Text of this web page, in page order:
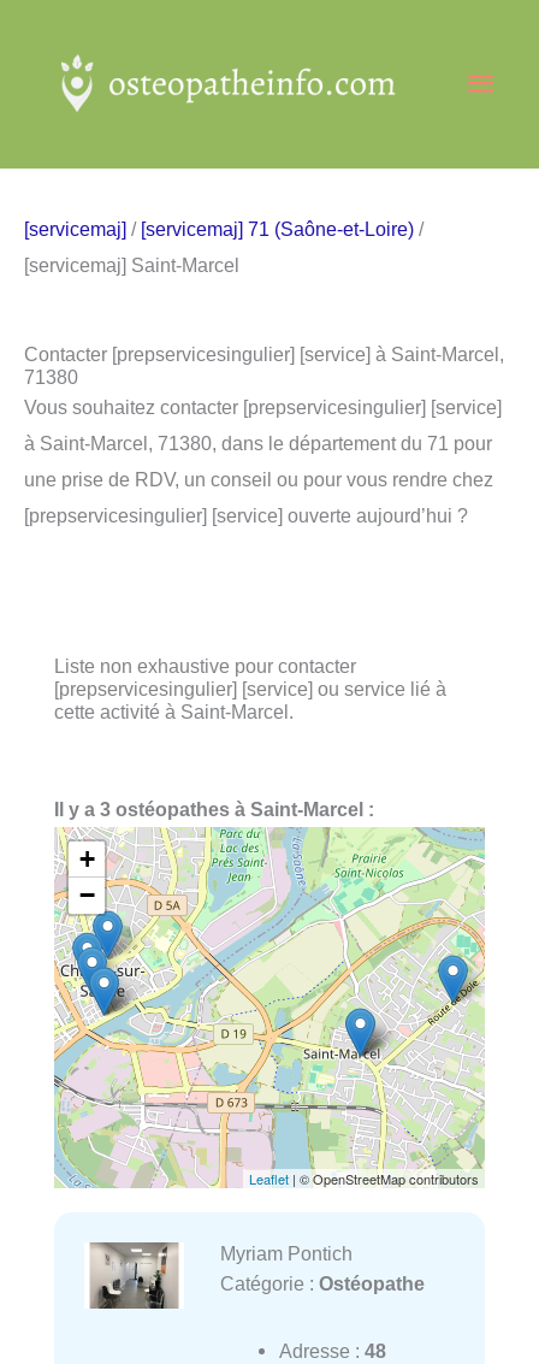
contenu
[servicemaj] / [servicemaj] 71 (Saône-et-Loire) /
[servicemaj] Saint-Marcel
Contacter [prepservicesingulier] [service] à Saint-Marcel,
71380
Vous souhaitez contacter [prepservicesingulier] [service]
à Saint-Marcel, 71380, dans le département du 71 pour
une prise de RDV, un conseil ou pour vous rendre chez
[prepservicesingulier] [service] ouverte aujourd’hui ?
Liste non exhaustive pour contacter
[prepservicesingulier] [service] ou service lié à
cette activité à Saint-Marcel.
Il y a 3 ostéopathes à Saint-Marcel :
+
−
Leaflet | © OpenStreetMap contributors
Myriam Pontich
Catégorie : Ostéopathe
Adresse : 48